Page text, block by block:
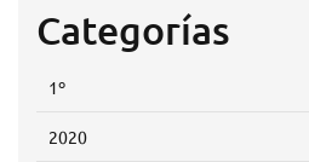
Categorías
1º
2020